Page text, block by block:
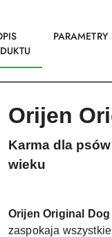
PARAMETRY
Orijen
Karma dla
wieku
Orijen Original Dog
zaspokaja